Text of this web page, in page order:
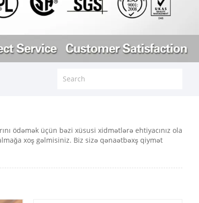
ödəmək üçün bəzi xüsusi xidmətlərə ehtiyacınız ola
xoş gəlmisiniz. Biz sizə qənaətbəxş qiymət